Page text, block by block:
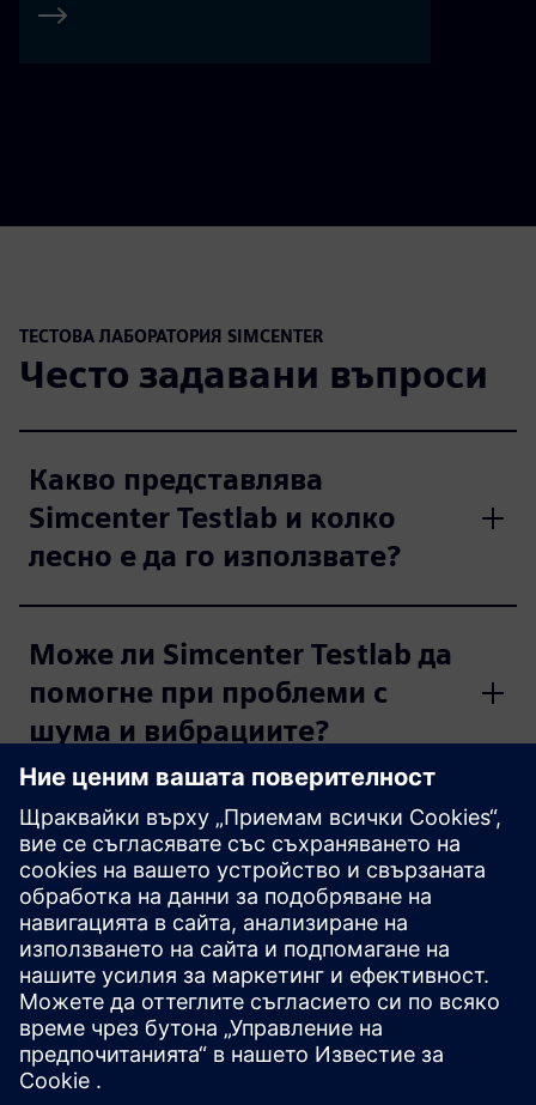
ТЕСТОВА ЛАБОРАТОРИЯ SIMCENTER
Често задавани въпроси
Какво представлява
Simcenter Testlab и колко
лесно е да го използвате?
Може ли Simcenter Testlab да
помогне при проблеми с
шума и вибрациите?
Какви са основните
предимства на използването
на Simcenter Testlab?
Какво прави Simcenter
Testlab „удобен за
потребителя“?